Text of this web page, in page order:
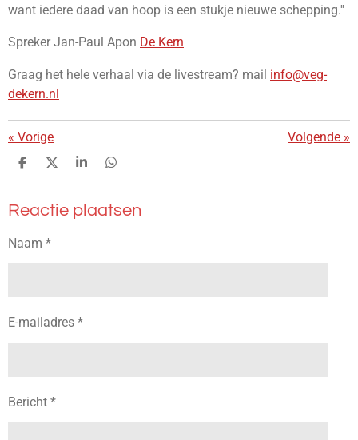
want iedere daad van hoop is een stukje nieuwe schepping.''
Spreker Jan-Paul Apon De Kern
Graag het hele verhaal via de livestream? mail info@veg-
dekern.nl
« Vorige Volgende »
D
e
D
l
S
r
D
e
Reactie plaatsen
Naam *
E-mailadres *
Bericht *